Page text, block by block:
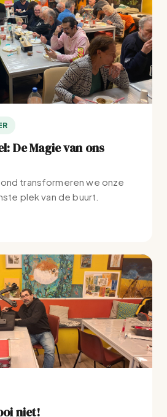
De Magie van ons
transformeren we onze
plek van de buurt.
niet!